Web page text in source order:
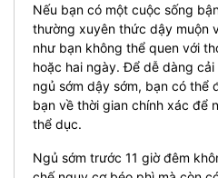
Nếu bạn có một cuộc sống
thường xuyên thức dậy muộn
như bạn không thể quen với
hoặc hai ngày. Để dễ dàng
ngủ sớm dậy sớm, bạn có thể
bạn về thời gian chính xác để
thể dục.
Ngủ sớm trước 11 giờ đêm